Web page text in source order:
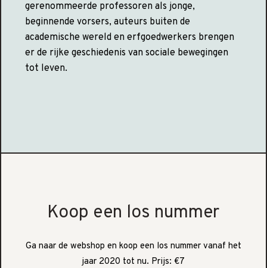
gerenommeerde professoren als jonge,
beginnende vorsers, auteurs buiten de
academische wereld en erfgoedwerkers brengen
er de rijke geschiedenis van sociale bewegingen
tot leven.
Koop een los nummer
Ga naar de webshop en koop een los nummer vanaf het
jaar 2020 tot nu. Prijs: €7